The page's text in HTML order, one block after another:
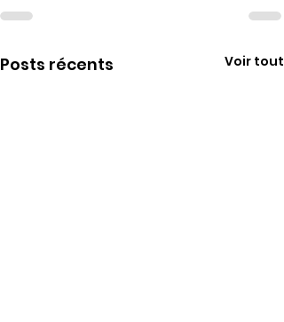
Posts récents Voir tout